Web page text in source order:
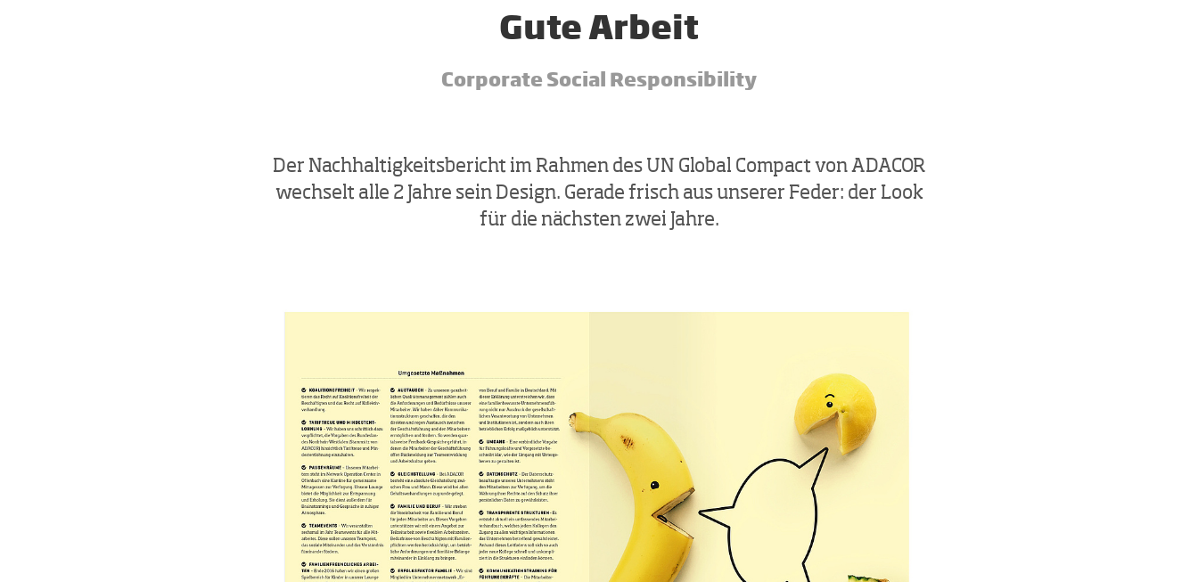
Gute Ar­beit
Corporate Social Responsibility
Der Nachhaltigkeitsbericht im Rahmen des UN Global Compact von ADACOR
wechselt alle 2 Jahre sein Design. Gerade frisch aus unserer Feder: der Look
für die nächsten zwei Jahre.